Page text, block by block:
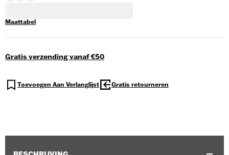
Maattabel
Gratis verzending vanaf €50
Toevoegen Aan Verlanglijst Gratis retourneren